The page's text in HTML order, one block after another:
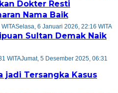
Dokter Resti
Nama Baik
Selasa, 6 Januari 2026, 22:16 WITA
Sultan Demak Naik
WITAJumat, 5 Desember 2025, 06:31
jadi Tersangka Kasus